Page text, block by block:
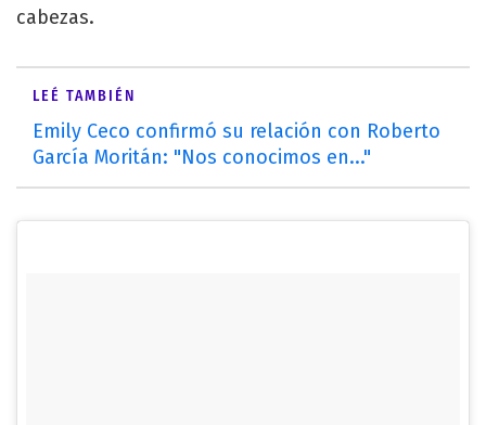
cabezas.
LEÉ TAMBIÉN
Emily Ceco confirmó su relación con Roberto
García Moritán: "Nos conocimos en..."